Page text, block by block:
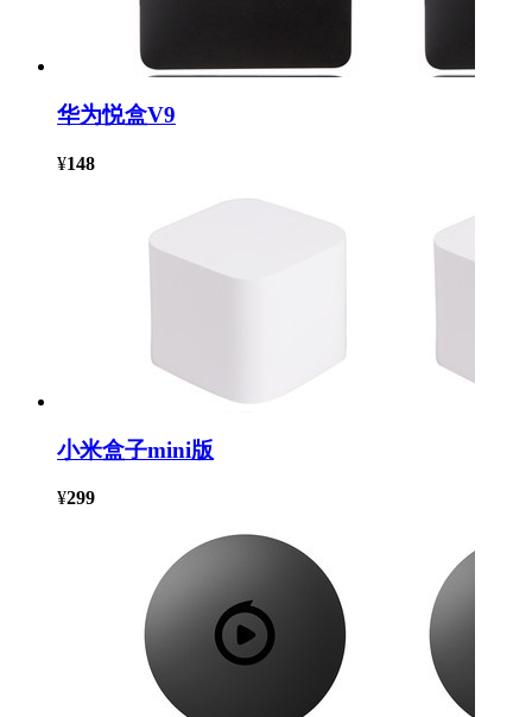
华为悦盒V9
¥148
小米盒子mini版
¥299